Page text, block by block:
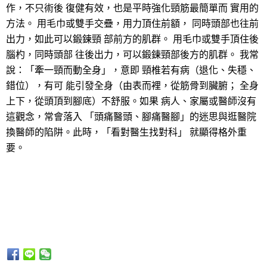
作，不只術後 復健有效，也是平時強化頸筋最簡單而 實用的
方法。 用毛巾或雙手交疊，用力頂住前額， 同時頭部也往前
出力，如此可以鍛鍊頸 部前方的肌群。 用毛巾或雙手頂住後
腦杓，同時頭部 往後出力，可以鍛鍊頸部後方的肌群。 我常
說：「牽一頸而動全身」，意即 頸椎若有病（退化、失穩、
錯位），有可 能引發全身（由表而裡，從筋骨到臟腑； 全身
上下，從頭頂到腳底）不舒服。如果 病人、家屬或醫師沒有
這觀念，常會落入 「頭痛醫頭、腳痛醫腳」的迷思與逛醫院
換醫師的陷阱。此時，「看對醫生找對科」 就顯得格外重
要。